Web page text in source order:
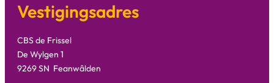
Vestigingsadres
CBS de Frissel
De Wylgen 1
9269 SN Feanwâlden